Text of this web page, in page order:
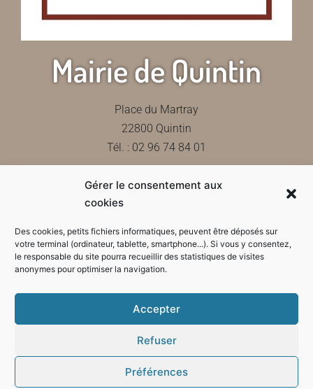
Gérer le consentement aux
cookies
Des cookies, petits fichiers informatiques, peuvent être déposés sur
votre terminal (ordinateur, tablette, smartphone...). Si vous y consentez,
le responsable du site pourra recueillir des statistiques de visites
anonymes pour optimiser la navigation.
Accepter
Refuser
Préférences
Mairie de Quintin
Place du Martray
22800 Quintin
Tél. : 02 96 74 84 01
Contactez-nous
Horaires d'ouverture de la mairie